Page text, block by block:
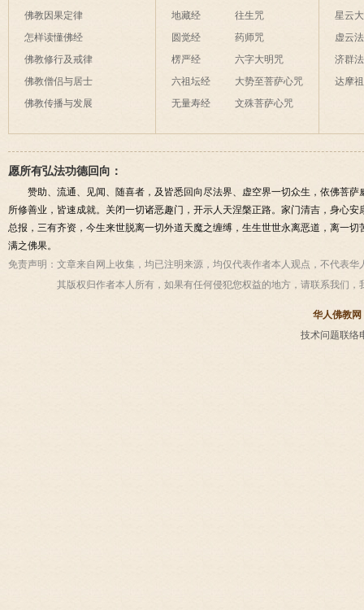
佛教因果定律
怎样读懂佛经
佛教修行及戒律
佛教僧侣与居士
佛教传播与发展
地藏经
圆觉经
楞严经
六祖坛经
无量寿经
往生咒
药师咒
六字大明咒
大势至菩萨心咒
文殊菩萨心咒
星云
虚云
济群
达摩
愿所有弘法功德回向：
赞助、流通、见闻、随喜者，及皆悉回向尽法界、虚空界一切众生，依佛菩
所修善业，皆速成就。关闭一切诸恶趣门，开示人天涅槃正路。家门清吉，身心
总报，三有齐资，今生来世脱离一切外道天魔之缠缚，生生世世永离恶道，离一
满之佛果。
免责声明： 文章来自网上收集，均已注明来源，均仅代表作者本人观点，不代表
其版权归作者本人所有，如果有任何侵犯您权益的地方，请联系我们，
华人佛教网
技术问题联络